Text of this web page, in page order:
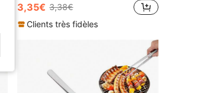
3,35€ 3,38€
Clients très fidèles